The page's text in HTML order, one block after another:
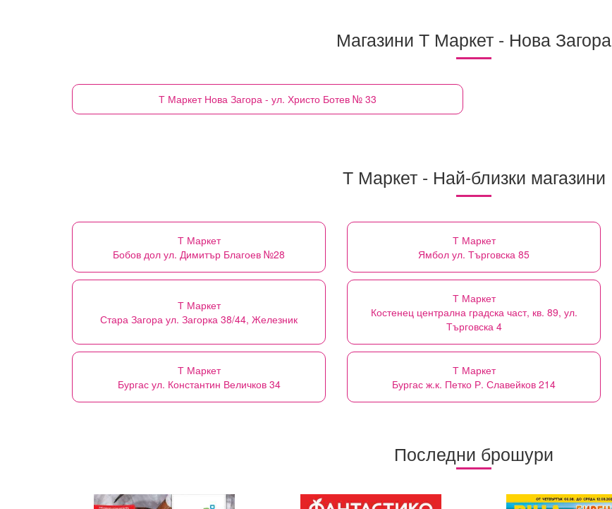
Магазини Т Маркет - Нова Загора
Т Маркет Нова Загора - ул. Христо Ботев № 33
Т Маркет - Най-близки магазини
Т Маркет
Бобов дол ул. Димитър Благоев №28
Т Маркет
Ямбол ул. Търговска 85
Т Маркет
Стара Загора ул. Загорка 38/44, Железник
Т Маркет
Костенец централна градска част, кв. 89, ул.
Търговска 4
Т Маркет
Бургас ул. Константин Величков 34
Т Маркет
Бургас ж.к. Петко Р. Славейков 214
Последни брошури